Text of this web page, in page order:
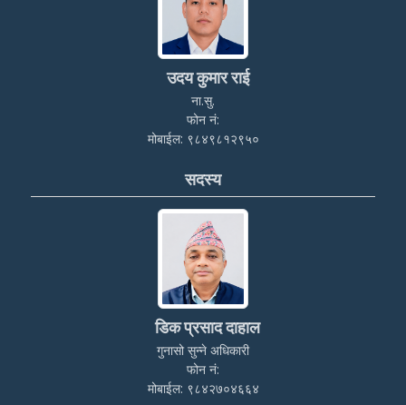
उदय कुमार राई
ना.सु.
फोन नं:
मोबाईल: ९८४९८१२९५०
सदस्य
डिक प्रसाद दाहाल
गुनासो सुन्ने अधिकारी
फोन नं:
मोबाईल: ९८४२७०४६६४